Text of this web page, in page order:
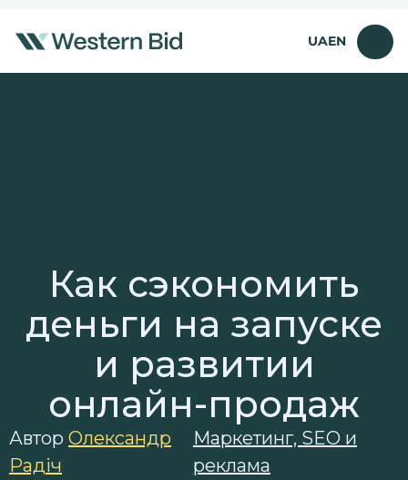
UAEN
Как сэкономить
деньги на запуске
и развитии
онлайн-продаж
Автор Олександр
Радіч
Маркетинг, SEO и
реклама